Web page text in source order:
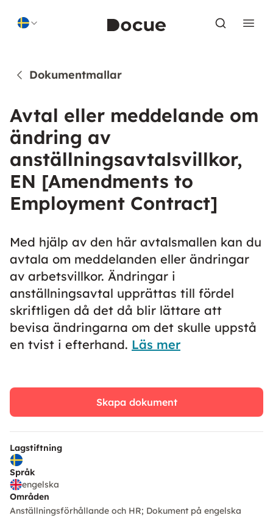
Dokumentmallar
Avtal eller meddelande om
ändring av
anställningsavtalsvillkor,
EN [Amendments to
Employment Contract]
Med hjälp av den här avtalsmallen kan du
avtala om meddelanden eller ändringar
av arbetsvillkor. Ändringar i
anställningsavtal upprättas till fördel
skriftligen då det då blir lättare att
bevisa ändringarna om det skulle uppstå
en tvist i efterhand. Läs mer
Lagstiftning
Språk
engelska
Områden
Anställningsförhållande och HR Dokument på engelska
Skapa dokument